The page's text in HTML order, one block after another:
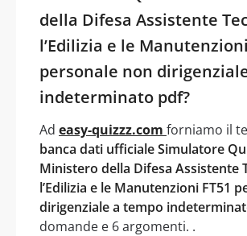
della Difesa Assistente
l’Edilizia e le Manutenzioni
personale non
indeterminato pdf?
Ad easy-quizzz.com forniamo il
banca dati ufficiale Simulatore
Ministero della Difesa Assistente
l’Edilizia e le Manutenzioni FT51
dirigenziale a tempo
domande e 6 argomenti. .